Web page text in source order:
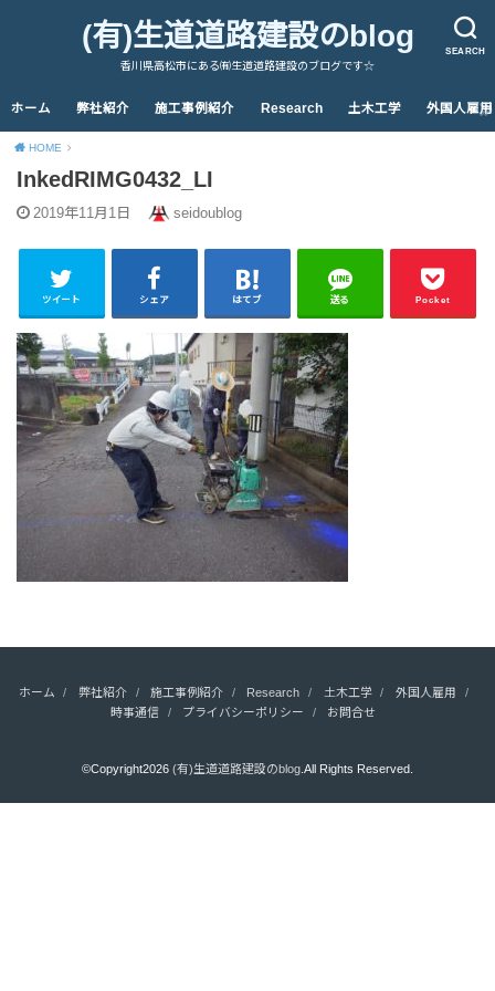
SEARCH
(有)生道道路建設のblog
香川県高松市にある㈲生道道路建設のブログです☆
ホーム 弊社紹介 施工事例紹介 Research 土木工学 外国人雇用
HOME
InkedRIMG0432_LI
2019年11月1日 seidoublog
ツイート シェア はてブ 送る Pocket
ホーム 弊社紹介 施工事例紹介 Research 土木工学
外国人雇用
時事通信
プライバシーポリシー お問合せ
©Copyright2026 (有)生道道路建設のblog.All Rights Reserved.